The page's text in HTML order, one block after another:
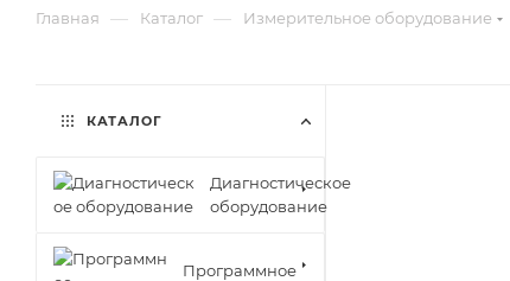
Главная — Каталог — Измерительное оборудование
КАТАЛОГ
Диагностическое
оборудование
Программное